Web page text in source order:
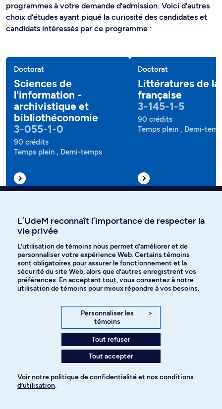
programmes à votre demande d’admission. Voici d’autres
choix d’études ayant piqué la curiosité des candidates et
candidats intéressés par ce programme :
Doctorat
Sciences de
l'information -
archivistique et
bibliothéconomie
3-055-1-0
90 crédits
Temps plein , Demi-temps
Doctorat
Littératures de
française
3-145-1-5
90 crédits
Temps plein , Demi-
Explorez tous les programmes
Signaler un changement (usage interne)
Accéder au Centre d'aide
L’UdeM reconnaît l’importance de respecter la
vie privée
L’utilisation de témoins nous permet d’améliorer et de
personnaliser votre expérience Web. Certains témoins
sont obligatoires pour assurer le fonctionnement et la
sécurité du site Web, alors que d’autres enregistrent vos
préférences. En acceptant tout, vous consentez à notre
utilisation de témoins pour mieux répondre à vos besoins.
Personnaliser les
témoins
>
Tout refuser
Tout accepter
Voir notre politique de confidentialitéet nos conditions
d’utilisation.